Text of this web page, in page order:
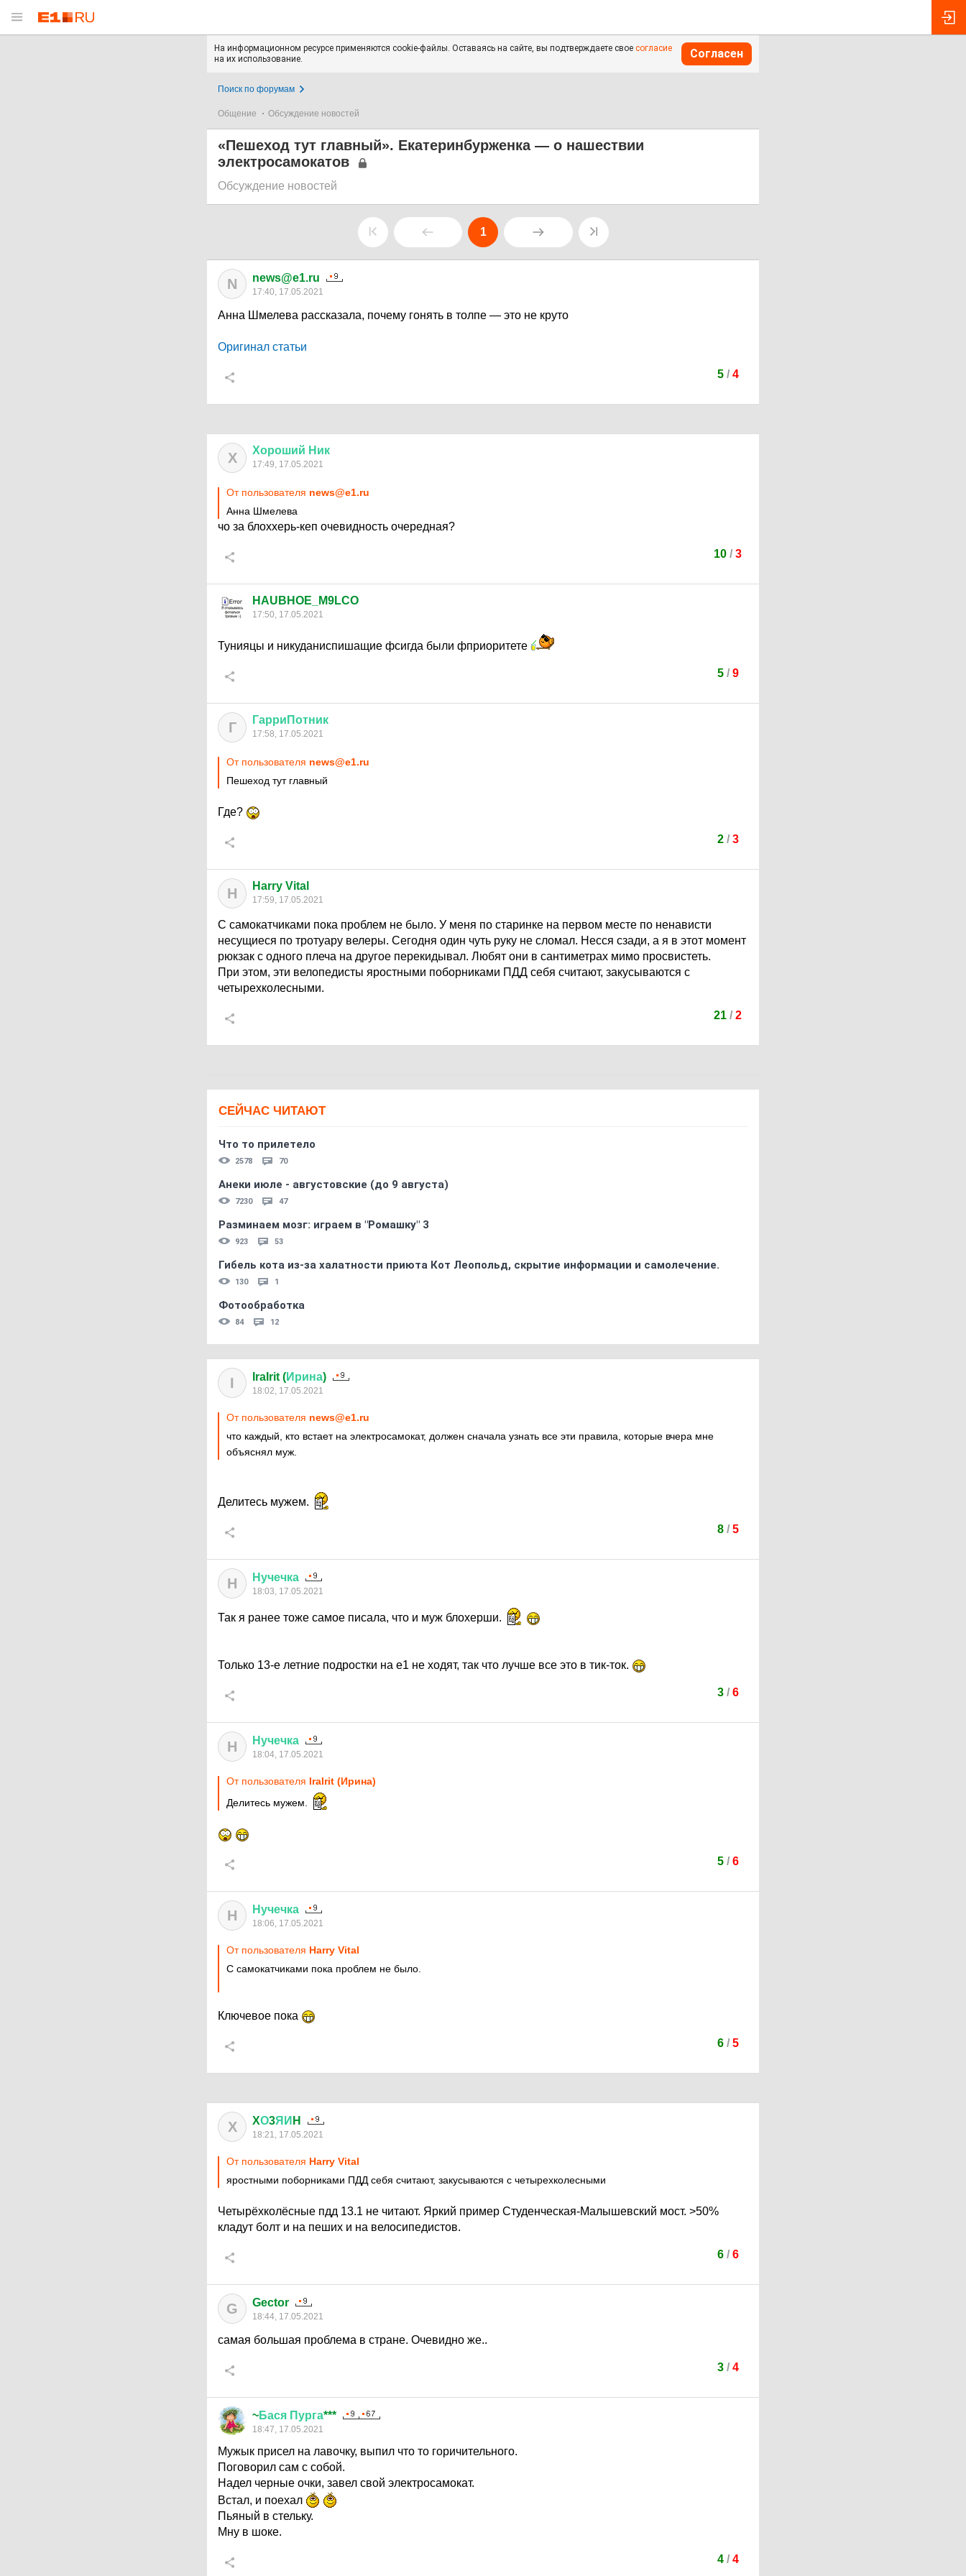
На информационном ресурсе применяются cookie-файлы. Оставаясь на сайте, вы подтверждаете свое согласие
на их использование.
Согласен
Поиск по форумам
Общение Обсуждение новостей
«Пешеход тут главный». Екатеринбурженка — о нашествии
электросамокатов
Обсуждение новостей
1
N news@e1.ru
17:40, 17.05.2021
Анна Шмелева рассказала, почему гонять в толпе — это не круто
Оригинал статьи
5/ 4
Х Хороший Ник
17:49, 17.05.2021
От пользователя news@e1.ru
Анна Шмелева
чо за блоххерь-кеп очевидность очередная?
10 / 3
HAUBHOE_M9LCO
17:50, 17.05.2021
Тунияцы и никуданиспишащие фсигда были фприоритете
5/ 9
Г ГарриПотник
17:58, 17.05.2021
От пользователя news@e1.ru
Пешеход тут главный
Где?
2/ 3
H Harry Vital
17:59, 17.05.2021
С самокатчиками пока проблем не было. У меня по старинке на первом месте по ненависти
несущиеся по тротуару велеры. Сегодня один чуть руку не сломал. Несся сзади, а я в этот момент
рюкзак с одного плеча на другое перекидывал. Любят они в сантиметрах мимо просвистеть.
При этом, эти велопедисты яростными поборниками ПДД себя считают, закусываются с
четырехколесными.
21 / 2
СЕЙЧАС ЧИТАЮТ
Что то прилетело
2578 70
Анеки июле - августовские (до 9 августа)
7230 47
Разминаем мозг: играем в "Ромашку" 3
923 53
Гибель кота из-за халатности приюта Кот Леопольд, скрытиe информации и самолечение.
130 1
Фотообработка
84 12
I IraIrit (Ирина)
18:02, 17.05.2021
От пользователя news@e1.ru
что каждый, кто встает на электросамокат, должен сначала узнать все эти правила, которые вчера мне
объяснял муж.
Делитесь мужем.
8/ 5
Н Нучечка
18:03, 17.05.2021
Так я ранее тоже самое писала, что и муж блохерши.
Только 13-е летние подростки на е1 не ходят, так что лучше все это в тик-ток.
3/ 6
Н Нучечка
18:04, 17.05.2021
От пользователя IraIrit (Ирина)
Делитесь мужем.
5/ 6
Н Нучечка
18:06, 17.05.2021
От пользователя Harry Vital
С самокатчиками пока проблем не было.
Ключевое пока
6/ 5
X XО3ЯИ H
18:21, 17.05.2021
От пользователя Harry Vital
яростными поборниками ПДД себя считают, закусываются с четырехколесными
Четырёхколёсные пдд 13.1 не читают. Яркий пример Студенческая-Малышевский мост. >50%
кладут болт и на пеших и на велосипедистов.
6/ 6
G Gector
18:44, 17.05.2021
самая большая проблема в стране. Очевидно же..
3/ 4
~Бася Пурга***
18:47, 17.05.2021
Мужык присел на лавочку, выпил что то горичительного.
Поговорил сам с собой.
Надел черные очки, завел свой электросамокат.
Встал, и поехал
Пьяный в стельку.
Мну в шоке.
4/ 4